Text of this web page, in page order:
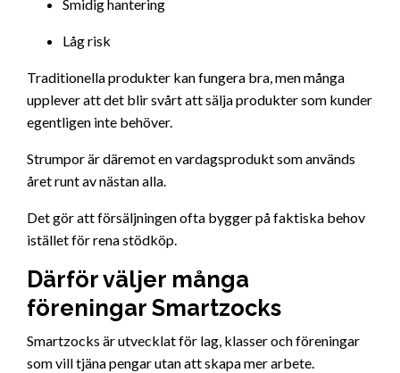
Smidig hantering
Låg risk
Traditionella produkter kan fungera bra, men många
upplever att det blir svårt att sälja produkter som kunder
egentligen inte behöver.
Strumpor är däremot en vardagsprodukt som används
året runt av nästan alla.
Det gör att försäljningen ofta bygger på faktiska behov
istället för rena stödköp.
Därför väljer många
föreningar Smartzocks
Smartzocks är utvecklat för lag, klasser och föreningar
som vill tjäna pengar utan att skapa mer arbete.